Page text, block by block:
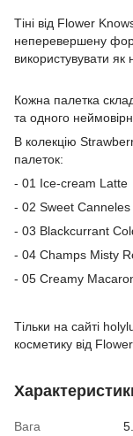
Тіні від Flower
неперевершену
використувувати як
Кожна палетка
та одного
В колекцію
палеток:
- 01 Ice-cream Latte
- 02 Sweet Canneles
- 03 Blackcurrant
- 04 Champs Misty
- 05 Creamy
Тільки на сайті
косметику від
Вага